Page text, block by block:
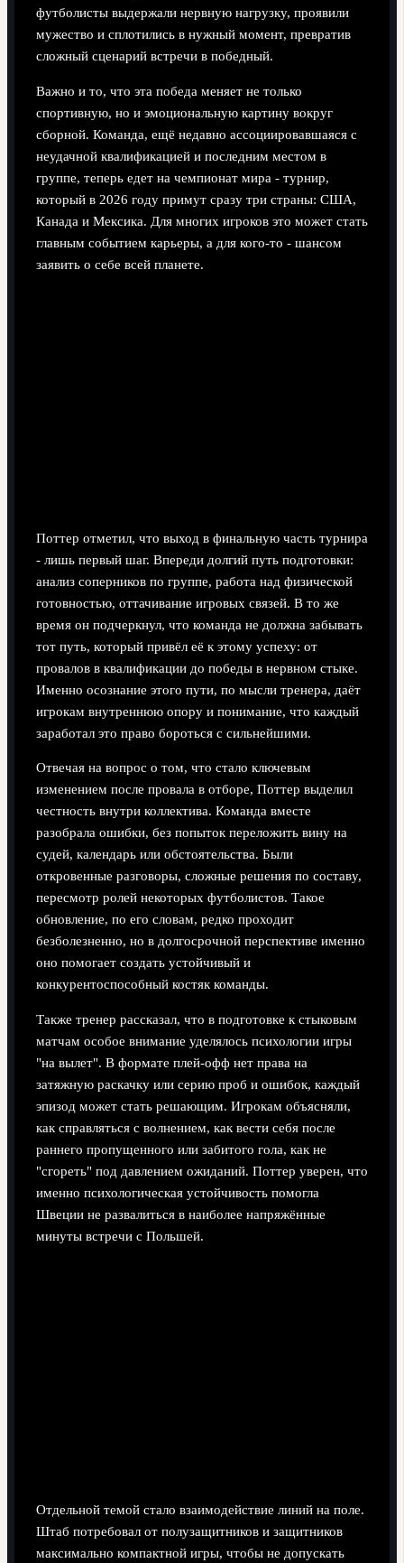
футболисты выдержали нервную нагрузку, проявили
мужество и сплотились в нужный момент, превратив
сложный сценарий встречи в победный.
Важно и то, что эта победа меняет не только
спортивную, но и эмоциональную картину вокруг
сборной. Команда, ещё недавно ассоциировавшаяся с
неудачной квалификацией и последним местом в
группе, теперь едет на чемпионат мира - турнир,
который в 2026 году примут сразу три страны: США,
Канада и Мексика. Для многих игроков это может стать
главным событием карьеры, а для кого‑то - шансом
заявить о себе всей планете.
Поттер отметил, что выход в финальную часть турнира
- лишь первый шаг. Впереди долгий путь подготовки:
анализ соперников по группе, работа над физической
готовностью, оттачивание игровых связей. В то же
время он подчеркнул, что команда не должна забывать
тот путь, который привёл её к этому успеху: от
провалов в квалификации до победы в нервном стыке.
Именно осознание этого пути, по мысли тренера, даёт
игрокам внутреннюю опору и понимание, что каждый
заработал это право бороться с сильнейшими.
Отвечая на вопрос о том, что стало ключевым
изменением после провала в отборе, Поттер выделил
честность внутри коллектива. Команда вместе
разобрала ошибки, без попыток переложить вину на
судей, календарь или обстоятельства. Были
откровенные разговоры, сложные решения по составу,
пересмотр ролей некоторых футболистов. Такое
обновление, по его словам, редко проходит
безболезненно, но в долгосрочной перспективе именно
оно помогает создать устойчивый и
конкурентоспособный костяк команды.
Также тренер рассказал, что в подготовке к стыковым
матчам особое внимание уделялось психологии игры
"на вылет". В формате плей-офф нет права на
затяжную раскачку или серию проб и ошибок, каждый
эпизод может стать решающим. Игрокам объясняли,
как справляться с волнением, как вести себя после
раннего пропущенного или забитого гола, как не
"сгореть" под давлением ожиданий. Поттер уверен, что
именно психологическая устойчивость помогла
Швеции не развалиться в наиболее напряжённые
минуты встречи с Польшей.
Отдельной темой стало взаимодействие линий на поле.
Штаб потребовал от полузащитников и защитников
максимально компактной игры, чтобы не допускать